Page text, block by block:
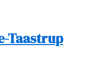
Taastrup